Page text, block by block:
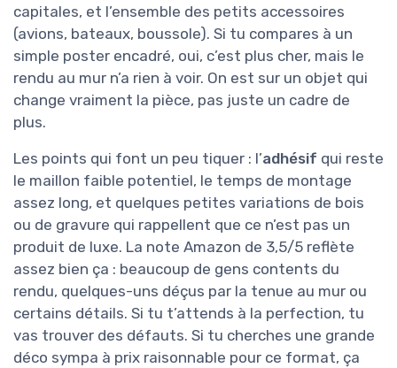
capitales, et l’ensemble des petits accessoires
(avions, bateaux, boussole). Si tu compares à un
simple poster encadré, oui, c’est plus cher, mais le
rendu au mur n’a rien à voir. On est sur un objet qui
change vraiment la pièce, pas juste un cadre de
plus.
Les points qui font un peu tiquer : l’adhésif qui reste
le maillon faible potentiel, le temps de montage
assez long, et quelques petites variations de bois
ou de gravure qui rappellent que ce n’est pas un
produit de luxe. La note Amazon de 3,5/5 reflète
assez bien ça : beaucoup de gens contents du
rendu, quelques-uns déçus par la tenue au mur ou
certains détails. Si tu t’attends à la perfection, tu
vas trouver des défauts. Si tu cherches une grande
déco sympa à prix raisonnable pour ce format, ça